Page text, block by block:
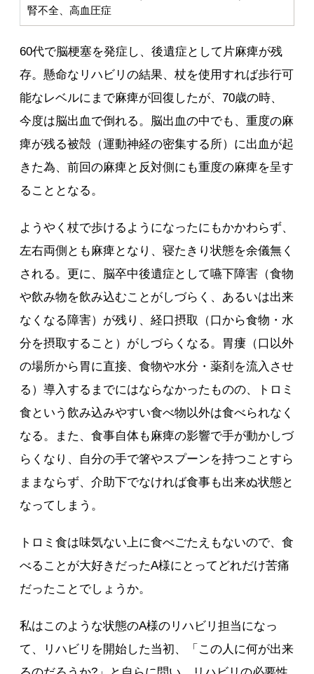
腎不全、高血圧症
60代で脳梗塞を発症し、後遺症として片麻痺が残
存。懸命なリハビリの結果、杖を使用すれば歩行可
能なレベルにまで麻痺が回復したが、70歳の時、
今度は脳出血で倒れる。脳出血の中でも、重度の麻
痺が残る被殻（運動神経の密集する所）に出血が起
きた為、前回の麻痺と反対側にも重度の麻痺を呈す
ることとなる。
ようやく杖で歩けるようになったにもかかわらず、
左右両側とも麻痺となり、寝たきり状態を余儀無く
される。更に、脳卒中後遺症として嚥下障害（食物
や飲み物を飲み込むことがしづらく、あるいは出来
なくなる障害）が残り、経口摂取（口から食物・水
分を摂取すること）がしづらくなる。胃瘻（口以外
の場所から胃に直接、食物や水分・薬剤を流入させ
る）導入するまでにはならなかったものの、トロミ
食という飲み込みやすい食べ物以外は食べられなく
なる。また、食事自体も麻痺の影響で手が動かしづ
らくなり、自分の手で箸やスプーンを持つことすら
ままならず、介助下でなければ食事も出来ぬ状態と
なってしまう。
トロミ食は味気ない上に食べごたえもないので、食
べることが大好きだったA様にとってどれだけ苦痛
だったことでしょうか。
私はこのような状態のA様のリハビリ担当になっ
て、リハビリを開始した当初、「この人に何が出来